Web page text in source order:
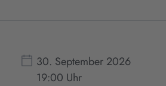
30. September 2026
19:00 Uhr